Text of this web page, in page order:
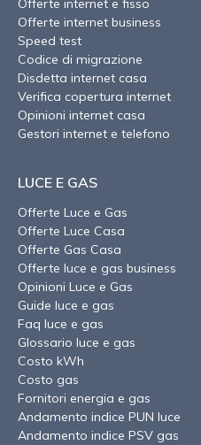
Offerte internet e fisso
Offerte internet business
Speed test
Codice di migrazione
Disdetta internet casa
Verifica copertura internet
Opinioni internet casa
Gestori internet e telefono
LUCE E GAS
Offerte Luce e Gas
Offerte Luce Casa
Offerte Gas Casa
Offerte luce e gas business
Opinioni Luce e Gas
Guide luce e gas
Faq luce e gas
Glossario luce e gas
Costo kWh
Costo gas
Fornitori energia e gas
Andamento indice PUN luce
Andamento indice PSV gas